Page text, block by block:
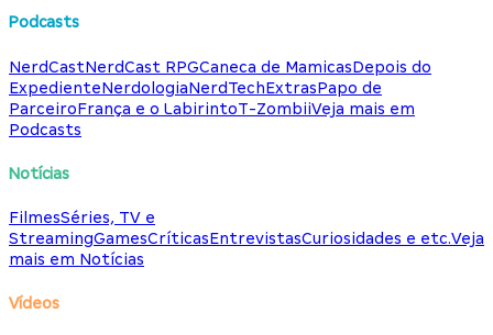
Podcasts
NerdCastNerdCast RPGCaneca de MamicasDepois do
ExpedienteNerdologiaNerdTechExtrasPapo de
ParceiroFrança e o LabirintoT-ZombiiVeja mais em
Podcasts
Notícias
FilmesSéries, TV e
StreamingGamesCríticasEntrevistasCuriosidades e etc.Veja
mais em Notícias
Vídeos